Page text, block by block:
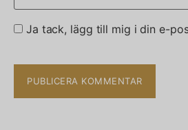
Ja tack, lägg till mig i din e-